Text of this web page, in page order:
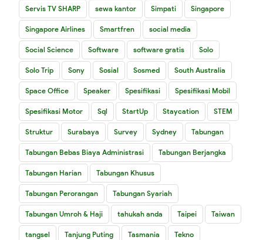
Servis TV SHARP sewa kantor Simpati Singapore
Singapore Airlines Smartfren social media
Social Science Software software gratis Solo
Solo Trip Sony Sosial Sosmed South Australia
Space Office Speaker Spesifikasi Spesifikasi Mobil
Spesifikasi Motor Sql StartUp Staycation STEM
Struktur Surabaya Survey Sydney Tabungan
Tabungan Bebas Biaya Administrasi Tabungan Berjangka
Tabungan Harian Tabungan Khusus
Tabungan Perorangan Tabungan Syariah
Tabungan Umroh & Haji tahukah anda Taipei Taiwan
tangsel Tanjung Puting Tasmania Tekno